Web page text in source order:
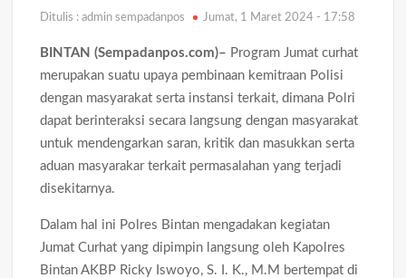
Audit Dugaan Penyimpangan Anggaran di OPD
Gudang Elektronik di Kijang Kota Ludes Terbakar, Kerugian
Ditaksir Capai Rp300 Juta
Progres 80 Persen, Pekerjaan Semenisasi Jalan TMMD Ke-129
Terus Dikebut
Satresnarkoba Polresta Tanjungpinang Gandeng Jasa
Ekspedisi Cegah Peredaran Narkoba Melalui Paket Kiriman
Satlantas Polres Bintan Tertibkan Pengendara dan Periksa
Pajak Kendaraan, 30 Pelanggar Diberi Teguran
Ditulis : admin sempadanpos Jumat, 1 Maret 2024 - 17:58
BINTAN (Sempadanpos.com)– Program Jumat curhat
merupakan suatu upaya pembinaan kemitraan Polisi
dengan masyarakat serta instansi terkait, dimana Polri
dapat berinteraksi secara langsung dengan masyarakat
untuk mendengarkan saran, kritik dan masukkan serta
aduan masyarakar terkait permasalahan yang terjadi
disekitarnya.
Dalam hal ini Polres Bintan mengadakan kegiatan
Jumat Curhat yang dipimpin langsung oleh Kapolres
Bintan AKBP Ricky Iswoyo, S. I. K., M.M bertempat di